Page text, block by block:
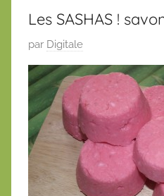
Les SASHAS !
P
u
b
i
é
l
par Digitale